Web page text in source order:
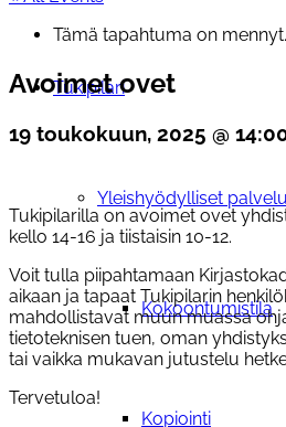
Tukipilari
Yleishyödylliset
Kokoontumistila
Kopiointi
Tämä tapahtuma on mennyt.
Avoimet ovet
19 toukokuun, 2025 @
Tukipilarilla on avoimet ovet
kello 14-16 ja tiistaisin 10-12.
Voit tulla piipahtamaan
aikaan ja tapaat Tukipilarin
mahdollistavat muun muassa
tietoteknisen tuen, oman
tai vaikka mukavan jutustelu
Tervetuloa!